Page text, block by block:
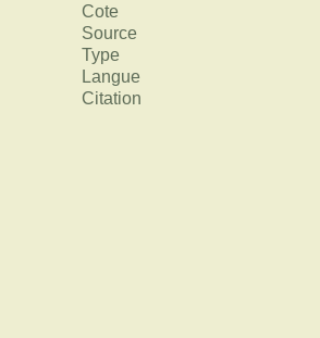
Cote
Source
Type
Langue
Citation